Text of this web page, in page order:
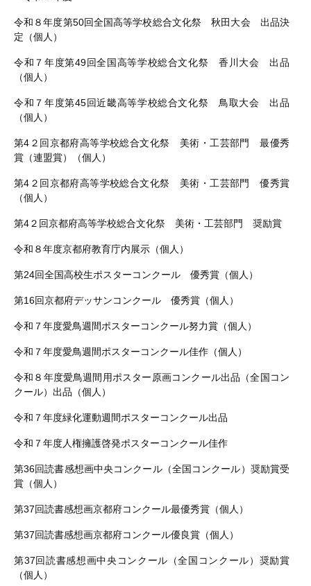
令和８年度第50回全国高等学校総合文化祭 秋田大会 出品決
定（個人）
令和７年度第49回全国高等学校総合文化祭 香川大会 出品
（個人）
令和７年度第45回近畿高等学校総合文化祭 鳥取大会 出品
（個人）
第4 ２回京都府高等学校総合文化祭 美術・工芸部門 最優秀
賞（連盟賞）（個人）
第4 ２回京都府高等学校総合文化祭 美術・工芸部門 優秀賞
（個人）
第4２回京都府高等学校総合文化祭 美術・工芸部門 奨励賞
令和８年度京都府教育庁内展示（個人）
第24回全国高校生ポスターコンクール 優秀賞（個人）
第16回京都府デッサンコンクール 優秀賞（個人）
令和７年度愛鳥週間ポスターコンクール努力賞（個人）
令和７年度愛鳥週間ポスターコンクール佳作（個人）
令和８年度愛鳥週間用ポスター原画コンクール出品（全国コン
クール）出品（個人）
令和７年度緑化運動週間ポスターコンクール出品
令和７年度人権擁護啓発ポスターコンクール佳作
第36回読書感想画中央コンクール（全国コンクール）奨励賞受
賞（個人）
第37回読書感想画京都府コンクール最優秀賞（個人）
第37回読書感想画京都府コンクール優良賞（個人）
第37回読書感想画中央コンクール（全国コンクール）奨励賞
（個人）